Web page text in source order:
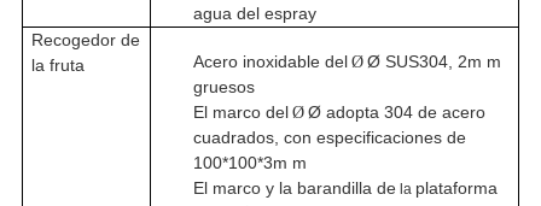
agua del espray
Recogedor de
la fruta
Acero inoxidable del Ø Ø SUS304, 2m m
gruesos
El marco del Ø Ø adopta 304 de acero
cuadrados, con especificaciones de
100*100*3m m
El marco y la barandilla de la plataforma